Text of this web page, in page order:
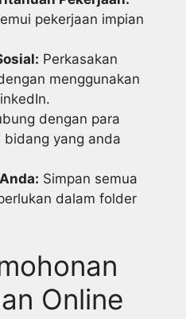
pekerjaan impian
Perkasakan
menggunakan
dengan para
yang anda
Simpan semua
dalam folder
Online